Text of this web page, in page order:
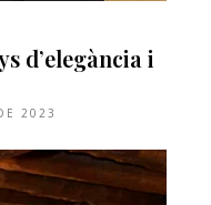
d’elegància i
2023